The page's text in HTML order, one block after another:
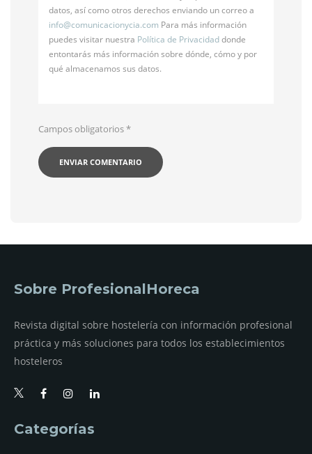
datos, así como otros derechos enviando un correo a
info@comunicacionycia.com Para más información
puedes visitar nuestra Política de Privacidaddonde
entontarás más información sobre dónde, cómo y por
qué almacenamos sus datos.
Campos obligatorios*
Sobre ProfesionalHoreca
Revista digital sobre hostelería con información profesional
práctica y más soluciones para todos los establecimientos
hosteleros
Categorías